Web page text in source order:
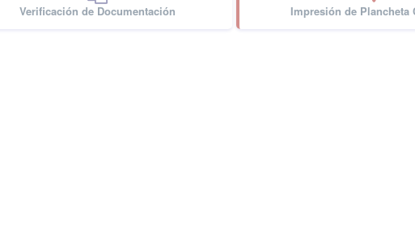
Verificación de Documentación Impresión de Plancheta